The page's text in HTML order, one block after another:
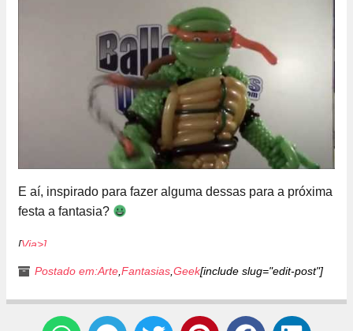
E aí, inspirado para fazer alguma dessas para a próxima
festa a fantasia?
[Via>]
Postado em:Arte Fantasias Geek[include slug="edit-post"]